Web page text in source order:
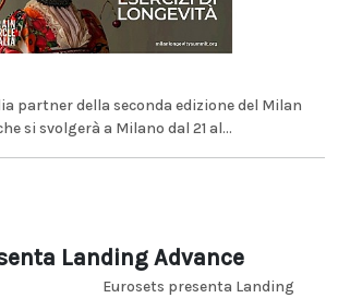
partner della seconda edizione del Milan
si svolgerà a Milano dal 21 al...
Landing Advance
Eurosets presenta Landing